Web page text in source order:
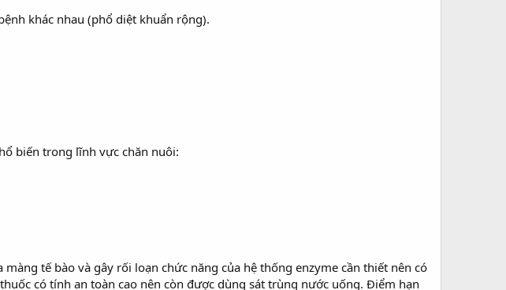
khác nhau (phổ diệt khuẩn rộng).
biến trong lĩnh vực chăn nuôi:
tế bào và gây rối loạn chức năng của hệ thống enzyme cần thiết nên có
có tính an toàn cao nên còn được dùng sát trùng nước uống. Điểm hạn